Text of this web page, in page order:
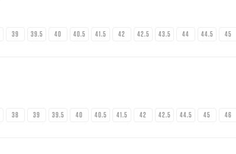
39 39.5 40 40.5 41.5 42 42.5 43.5 44 44.5 45
38 39 39.5 40 40.5 41.5 42 42.5 44.5 45 46